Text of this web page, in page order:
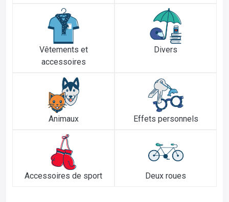
Vêtements et
accessoires
Divers
Animaux Effets personnels
Accessoires de sport Deux roues